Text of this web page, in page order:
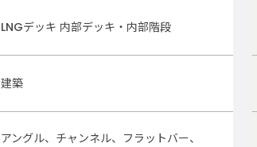
LNGデッキ 内部デッキ・内部階段
建築
アングル、チャンネル、フラットバー、